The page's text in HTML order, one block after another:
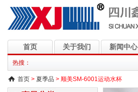
首页 关于我们 新闻中心
热搜：
首页 > 夏季品 > 顺美SM-6001运动水杯